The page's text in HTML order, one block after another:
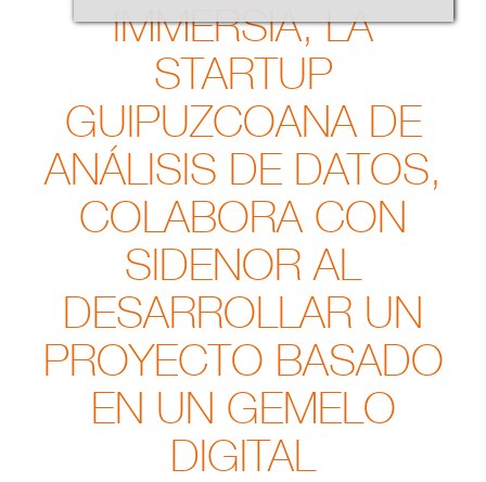
IMMERSIA, LA
STARTUP
GUIPUZCOANA DE
ANÁLISIS DE DATOS,
COLABORA CON
SIDENOR AL
DESARROLLAR UN
PROYECTO BASADO
EN UN GEMELO
DIGITAL